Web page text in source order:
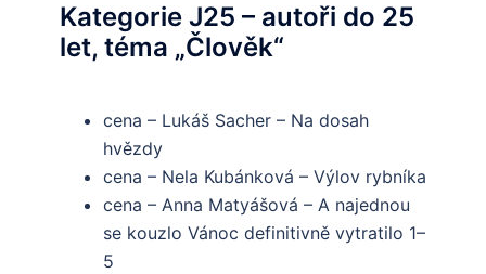
Kategorie J25 – autoři do 25
let, téma „Člověk“
cena – Lukáš Sacher – Na dosah
hvězdy
cena – Nela Kubánková – Výlov rybníka
cena – Anna Matyášová – A najednou
se kouzlo Vánoc definitivně vytratilo 1–
5